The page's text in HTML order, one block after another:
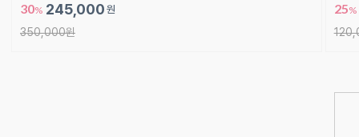
30% 245,000 원
350,000원
25%